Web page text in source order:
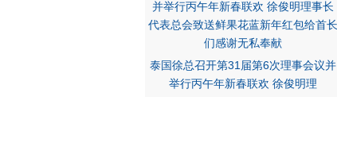
泰国徐总召开第31届第6次理事会议并
举行丙午年新春联欢 徐俊明理